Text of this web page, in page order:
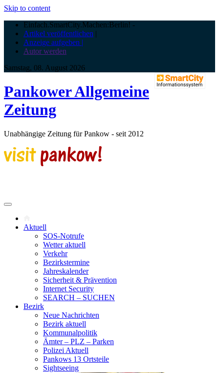
Skip to content
Einfach.SmartCity.Machen:Berlin! -
Artikel veröffentlichen |
Anzeige aufgeben |
Autor werden
Samstag, 08. August 2026
Pankower Allgemeine
Zeitung
Unabhängige Zeitung für Pankow - seit 2012
Aktuell
SOS-Notrufe
Wetter aktuell
Verkehr
Bezirkstermine
Jahreskalender
Sicherheit & Prävention
Internet Security
SEARCH – SUCHEN
Bezirk
Neue Nachrichten
Bezirk aktuell
Kommunalpolitik
Ämter – PLZ – Parken
Polizei Aktuell
Pankows 13 Ortsteile
Sightseeing